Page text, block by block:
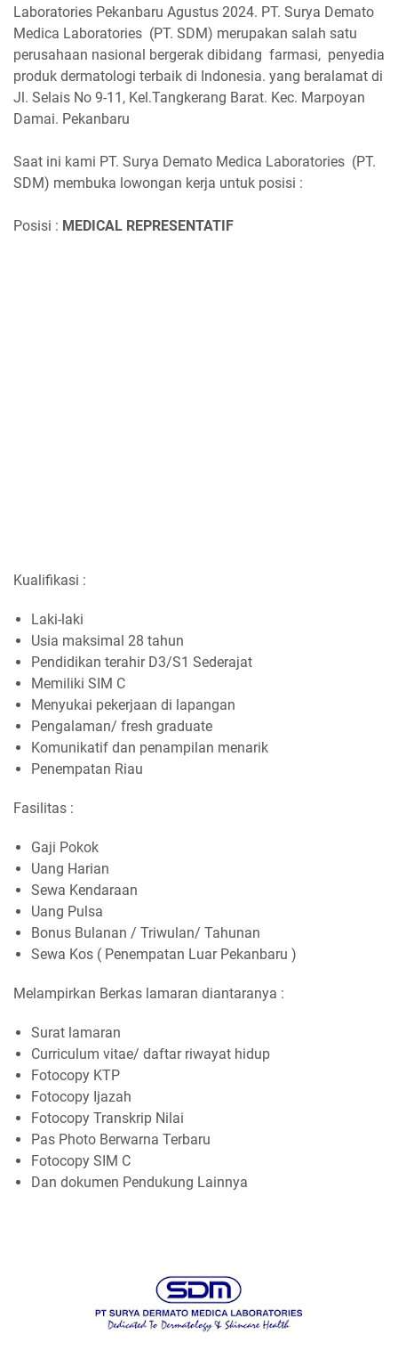
Laboratories Pekanbaru Agustus 2024. PT. Surya Demato
Medica Laboratories (PT. SDM) merupakan salah satu
perusahaan nasional bergerak dibidang farmasi, penyedia
produk dermatologi terbaik di Indonesia. yang beralamat di
Jl. Selais No 9-11, Kel.Tangkerang Barat. Kec. Marpoyan
Damai. Pekanbaru
Saat ini kami PT. Surya Demato Medica Laboratories (PT.
SDM) membuka lowongan kerja untuk posisi :
Posisi : MEDICAL REPRESENTATIF
Kualifikasi :
Laki-laki
Usia maksimal 28 tahun
Pendidikan terahir D3/S1 Sederajat
Memiliki SIM C
Menyukai pekerjaan di lapangan
Pengalaman/ fresh graduate
Komunikatif dan penampilan menarik
Penempatan Riau
Fasilitas :
Gaji Pokok
Uang Harian
Sewa Kendaraan
Uang Pulsa
Bonus Bulanan / Triwulan/ Tahunan
Sewa Kos ( Penempatan Luar Pekanbaru )
Melampirkan Berkas lamaran diantaranya :
Surat lamaran
Curriculum vitae/ daftar riwayat hidup
Fotocopy KTP
Fotocopy Ijazah
Fotocopy Transkrip Nilai
Pas Photo Berwarna Terbaru
Fotocopy SIM C
Dan dokumen Pendukung Lainnya